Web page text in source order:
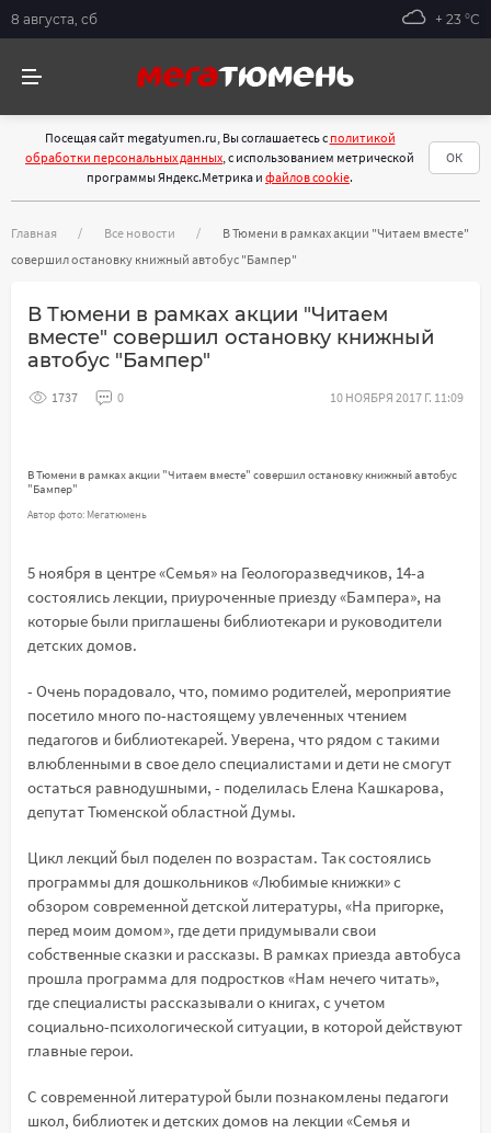
8 августа, сб + 23 °С
Посещая сайт megatyumen.ru, Вы соглашаетесь с политикой
обработки персональных данных, с использованием метрической
программы Яндекс.Метрика и файлов cookie.
ОК
Главная Все новости
В Тюмени в рамках акции "Читаем вместе"
совершил остановку книжный автобус "Бампер"
В Тюмени в рамках акции "Читаем
вместе" совершил остановку книжный
автобус "Бампер"
1737 0 10 НОЯБРЯ 2017 Г. 11:09
В Тюмени в рамках акции "Читаем вместе" совершил остановку книжный автобус
"Бампер"
Автор фото: Мегатюмень
5 ноября в центре «Семья» на Геологоразведчиков, 14-а
состоялись лекции, приуроченные приезду «Бампера», на
которые были приглашены библиотекари и руководители
детских домов.
- Очень порадовало, что, помимо родителей, мероприятие
посетило много по-настоящему увлеченных чтением
педагогов и библиотекарей. Уверена, что рядом с такими
влюбленными в свое дело специалистами и дети не смогут
остаться равнодушными, - поделилась Елена Кашкарова,
депутат Тюменской областной Думы.
Цикл лекций был поделен по возрастам. Так состоялись
программы для дошкольников «Любимые книжки» с
обзором современной детской литературы, «На пригорке,
перед моим домом», где дети придумывали свои
собственные сказки и рассказы. В рамках приезда автобуса
прошла программа для подростков «Нам нечего читать»,
где специалисты рассказывали о книгах, с учетом
социально-психологической ситуации, в которой действуют
главные герои.
C современной литературой были познакомлены педагоги
школ, библиотек и детских домов на лекции «Семья и